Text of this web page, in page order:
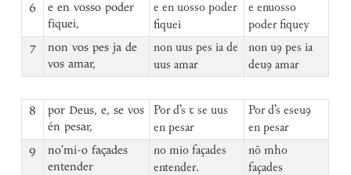
6
e en vosso poder
fiquei,
e en uosso poder
fiquei
e enuosso
poder fiquey
7
non vos pes ja de
vos amar,
non uus pes ia de
uus amar
non uꝯ pes ia
deuꝯ amar
8
por Deus, e, se vos
én pesar,
Por d’s ꞇ se uus
en pesar
Por d’s eseuꝯ
en pesar
9
no’mi-o façades
entender
no mio façades
entender.
nō mho
façades